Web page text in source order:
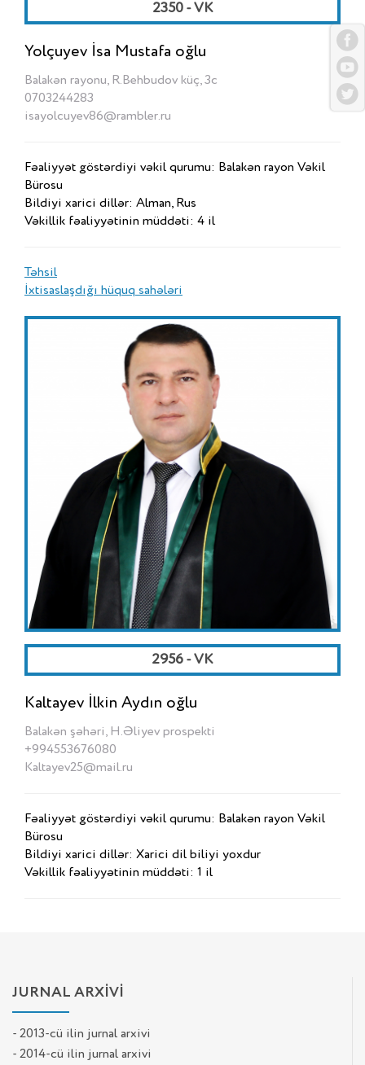
2350 - VK
Yolçuyev İsa Mustafa oğlu
Balakən rayonu, R.Behbudov küç, 3c
0703244283
isayolcuyev86@rambler.ru
Fəaliyyət göstərdiyi vəkil qurumu: Balakən rayon Vəkil
Bürosu
Bildiyi xarici dillər: Alman, Rus
Vəkillik fəaliyyətinin müddəti: 4 il
Təhsil
İxtisaslaşdığı hüquq sahələri
2956 - VK
Kaltayev İlkin Aydın oğlu
Balakən şəhəri, H.Əliyev prospekti
+994553676080
Kaltayev25@mail.ru
Fəaliyyət göstərdiyi vəkil qurumu: Balakən rayon Vəkil
Bürosu
Bildiyi xarici dillər: Xarici dil biliyi yoxdur
Vəkillik fəaliyyətinin müddəti: 1 il
JURNAL ARXİVİ
- 2013-cü ilin jurnal arxivi
- 2014-cü ilin jurnal arxivi